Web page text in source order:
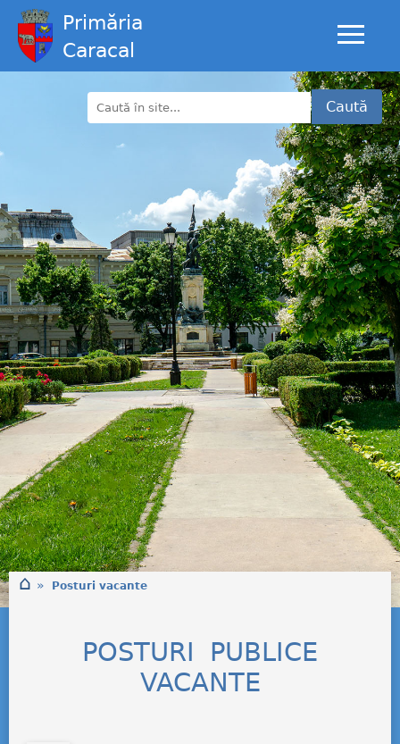
Primăria
Caracal
Caută
⌂ » Posturi vacante
POSTURI PUBLICE
VACANTE